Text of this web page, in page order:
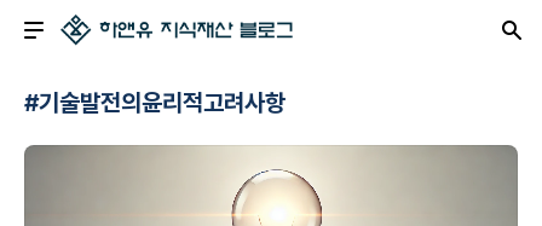
#기술발전의윤리적고려사항